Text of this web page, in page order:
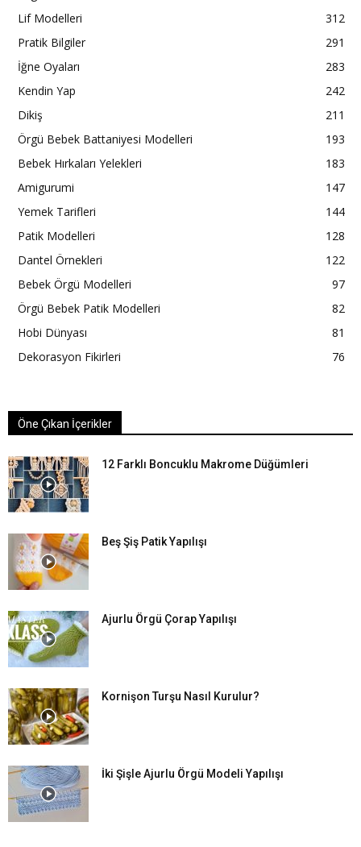
Lif Modelleri
312
Pratik Bilgiler
291
İğne Oyaları
283
Kendin Yap
242
Dikiş
211
Örgü Bebek Battaniyesi Modelleri
193
Bebek Hırkaları Yelekleri
183
Amigurumi
147
Yemek Tarifleri
144
Patik Modelleri
128
Dantel Örnekleri
122
Bebek Örgü Modelleri
97
Örgü Bebek Patik Modelleri
82
Hobi Dünyası
81
Dekorasyon Fikirleri
76
Öne Çıkan İçerikler
12 Farklı Boncuklu Makrome Düğümleri
Beş Şiş Patik Yapılışı
Ajurlu Örgü Çorap Yapılışı
Kornişon Turşu Nasıl Kurulur?
İki Şişle Ajurlu Örgü Modeli Yapılışı